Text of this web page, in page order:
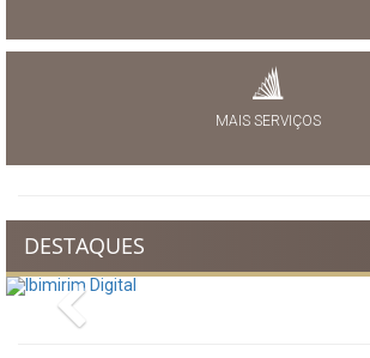
MAIS SERVIÇOS
DESTAQUES
Previous